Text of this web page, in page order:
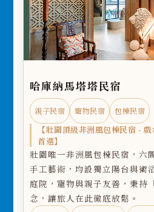
哈庫納馬塔塔民宿
親子民宿 寵物民宿 包棟民宿
【壯圍頂級非洲風包棟民宿 -
首選】
壯圍唯一非洲風包棟民宿，六
手工藝術，均設獨立陽台與衛
庭院，寵物與親子友善，秉持
念，讓旅人在此徹底放鬆。